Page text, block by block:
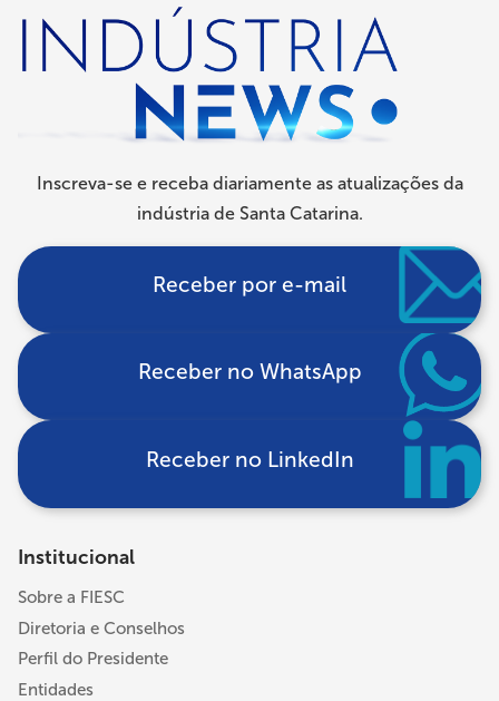
navegação
Inscreva-se e receba diariamente as atualizações da
indústria de Santa Catarina.
Receber por e-mail
Receber no WhatsApp
Receber no LinkedIn
Institucional
Sobre a FIESC
Diretoria e Conselhos
Perfil do Presidente
Entidades